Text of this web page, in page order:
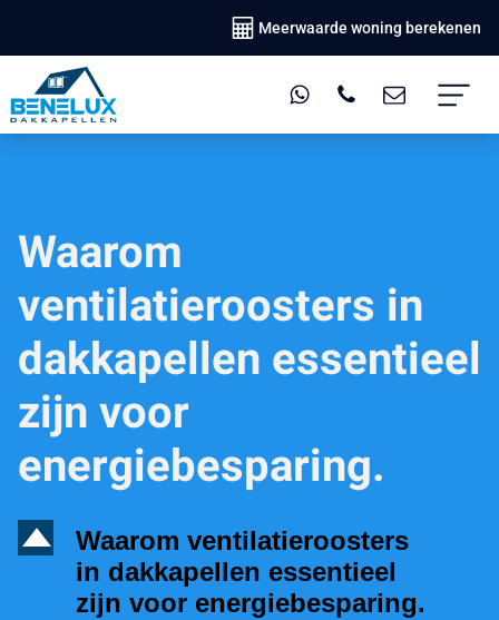
Meerwaarde woning berekenen
Waarom
ventilatieroosters in
dakkapellen essentieel
zijn voor
energiebesparing.
D
Waarom ventilatieroosters
in dakkapellen essentieel
zijn voor energiebesparing.